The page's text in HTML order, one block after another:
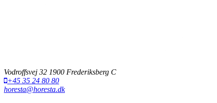
Vodroffsvej 32 1900 Frederiksberg C
+45 35 24 80 80
horesta@horesta.dk